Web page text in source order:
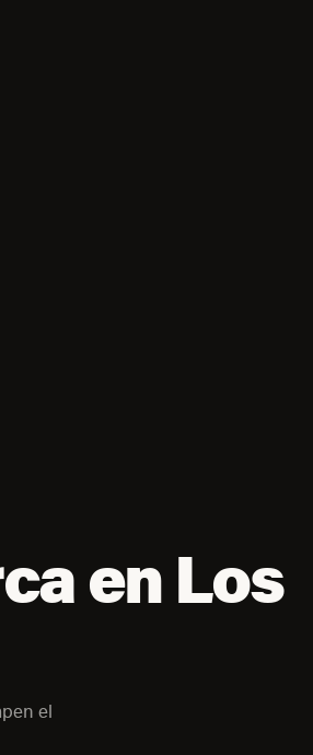
en Los
el